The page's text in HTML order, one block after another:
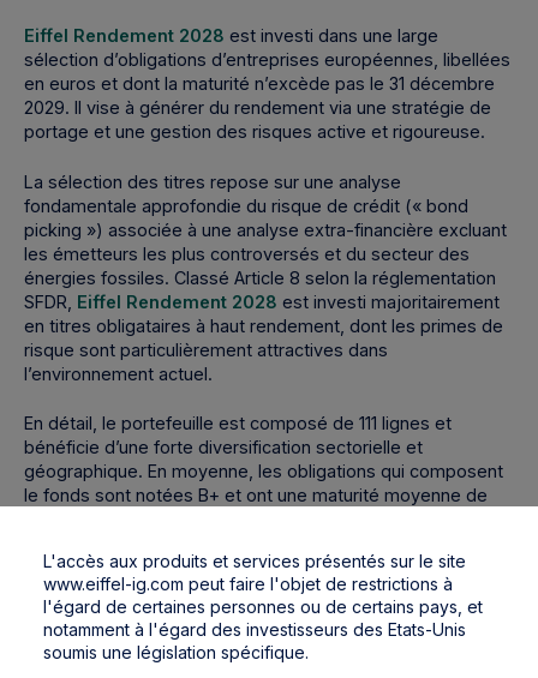
L'accès aux produits et services présentés sur le site
www.eiffel-ig.com peut faire l'objet de restrictions à
l'égard de certaines personnes ou de certains pays, et
notamment à l'égard des investisseurs des Etats-Unis
soumis une législation spécifique.
Eiffel Rendement 2028 est investi dans une large
sélection d’obligations d’entreprises européennes, libellées
en euros et dont la maturité n’excède pas le 31 décembre
2029. Il vise à générer du rendement via une stratégie de
portage et une gestion des risques active et rigoureuse.
La sélection des titres repose sur une analyse
fondamentale approfondie du risque de crédit (« bond
picking ») associée à une analyse extra-financière excluant
les émetteurs les plus controversés et du secteur des
énergies fossiles. Classé Article 8 selon la réglementation
SFDR, Eiffel Rendement 2028 est investi majoritairement
en titres obligataires à haut rendement, dont les primes de
risque sont particulièrement attractives dans
l’environnement actuel.
En détail, le portefeuille est composé de 111 lignes et
bénéficie d’une forte diversification sectorielle et
géographique. En moyenne, les obligations qui composent
le fonds sont notées B+ et ont une maturité moyenne de
maturité. Données au 27/08/2024.
Depuis son lancement en juin 2023, la part R du fonds
affiche une performance nette de frais de +12,73% (au
27/08/2024). Eiffel Rendement 2028